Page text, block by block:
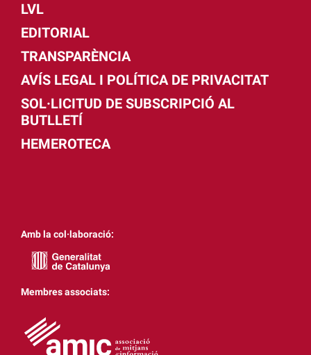
LVL
EDITORIAL
TRANSPARÈNCIA
AVÍS LEGAL I POLÍTICA DE PRIVACITAT
SOL·LICITUD DE SUBSCRIPCIÓ AL
BUTLLETÍ
HEMEROTECA
Amb la col·laboració:
Membres associats: